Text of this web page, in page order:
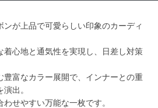
が上品で可愛らしい印象のカーディ
着心地と通気性を実現し、日差し対策
豊富なカラー展開で、インナーとの重
出。
せやすい万能な一枚です。